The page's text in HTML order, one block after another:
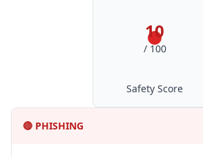
10
/ 100
Safety Score
🔴 PHISHING